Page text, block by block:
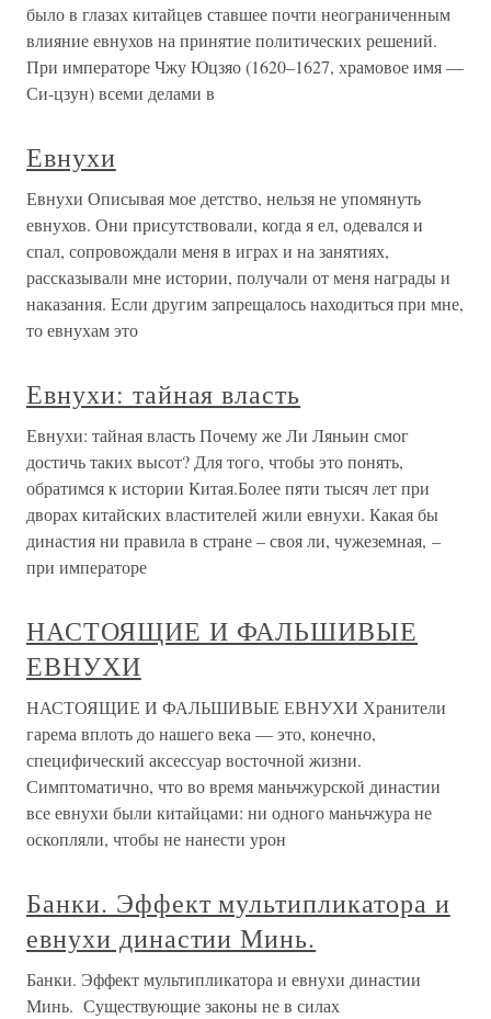
было в глазах китайцев ставшее почти неограниченным
влияние евнухов на принятие политических решений.
При императоре Чжу Юцзяо (1620–1627, храмовое имя —
Си-цзун) всеми делами в
Евнухи
Евнухи Описывая мое детство, нельзя не упомянуть
евнухов. Они присутствовали, когда я ел, одевался и
спал, сопровождали меня в играх и на занятиях,
рассказывали мне истории, получали от меня награды и
наказания. Если другим запрещалось находиться при мне,
то евнухам это
Евнухи: тайная власть
Евнухи: тайная власть Почему же Ли Ляньин смог
достичь таких высот? Для того, чтобы это понять,
обратимся к истории Китая.Более пяти тысяч лет при
дворах китайских властителей жили евнухи. Какая бы
династия ни правила в стране – своя ли, чужеземная, –
при императоре
НАСТОЯЩИЕ И ФАЛЬШИВЫЕ
ЕВНУХИ
НАСТОЯЩИЕ И ФАЛЬШИВЫЕ ЕВНУХИ Хранители
гарема вплоть до нашего века — это, конечно,
специфический аксессуар восточной жизни.
Симптоматично, что во время маньчжурской династии
все евнухи были китайцами: ни одного маньчжура не
оскопляли, чтобы не нанести урон
Банки. Эффект мультипликатора и
евнухи династии Минь.
Банки. Эффект мультипликатора и евнухи династии
Минь. Существующие законы не в силах